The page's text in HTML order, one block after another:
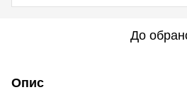
До
Опис